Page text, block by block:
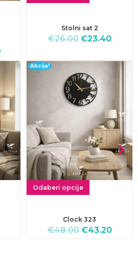
Stolni sat 2
€26.00 €23.40
Akcija!
Odaberi opcije
Clock 323
€48.00 €43.20